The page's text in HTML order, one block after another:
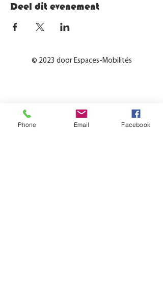
Deel dit evenement
© 2023 door Espaces-Mobilités
Phone Email Facebook